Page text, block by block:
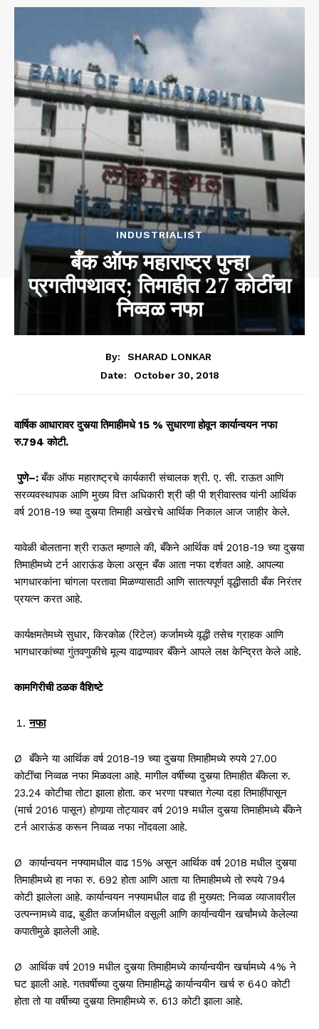
INDUSTRIALIST
बँक ऑफ महाराष्ट्र पुन्हा
प्रगतीपथावर; तिमाहीत 27 कोटींचा
निव्वळ नफा
By:
SHARAD LONKAR
Date:
October 30, 2018
वार्षिक आधारावर दुसर्‍या तिमाहीमधे 15 % सुधारणा होवून कार्यान्वयन नफा
रु.794 कोटी.
पुणे–:बँक ऑफ महाराष्ट्रचे कार्यकारी संचालक श्री. ए. सी. राऊत आणि
सरव्यवस्थापक आणि मुख्य वित्त अधिकारी श्री व्ही पी श्रीवास्तव यांनी आर्थिक
वर्ष 2018-19 च्या दुसर्‍या तिमाही अखेरचे आर्थिक निकाल आज जाहीर केले.
यावेळी बोलताना श्री राऊत म्हणाले की, बँकेने आर्थिक वर्ष 2018-19 च्या दुसर्‍या
तिमाहीमध्ये टर्न आराऊंड केला असून बँक आता नफा दर्शवत आहे. आपल्या
भागधारकांना चांगला परतावा मिळण्यासाठी आणि सातत्यपूर्ण वृद्धीसाठी बँक निरंतर
प्रयत्न करत आहे.
कार्यक्षमतेमध्ये सुधार, किरकोळ (रिटेल) कर्जामध्ये वृद्धी तसेच ग्राहक आणि
भागधारकांच्या गुंतवणुकीचे मूल्य वाढण्यावर बँकेने आपले लक्ष केन्द्रित केले आहे.
कामगिरीची ठळक वैशिष्टे
नफा
Ø बँकेने या आर्थिक वर्ष 2018-19 च्या दुसर्‍या तिमाहीमध्ये रुपये 27.00
कोटींचा निव्वळ नफा मिळवला आहे. मागील वर्षीच्या दुसर्‍या तिमाहीत बँकेला रु.
23.24 कोटीचा तोटा झाला होता. कर भरणा पश्चात गेल्या दहा तिमाहींपासून
(मार्च 2016 पासून) होणार्‍या तोट्यावर वर्ष 2019 मधील दुसर्‍या तिमाहीमध्ये बँकेने
टर्न आराऊंड करून निव्वळ नफा नोंदवला आहे.
Ø कार्यान्वयन नफ्यामधील वाढ 15% असून आर्थिक वर्ष 2018 मधील दुसर्‍या
तिमाहीमध्ये हा नफा रु. 692 होता आणि आता या तिमाहीमध्ये तो रुपये 794
कोटी झालेला आहे. कार्यान्वयन नफ्यामधील वाढ ही मुख्यत: निव्वळ व्याजावरील
उत्पन्नामध्ये वाढ, बुडीत कर्जामधील वसूली आणि कार्यान्वयीन खर्चांमध्ये केलेल्या
कपातीमुळे झालेली आहे.
Ø आर्थिक वर्ष 2019 मधील दुसर्‍या तिमाहीमध्ये कार्यान्वयीन खर्चामध्ये 4% ने
घट झाली आहे. गतवर्षीच्या दुसर्‍या तिमाहीमद्धे कार्यान्वयीन खर्च रु 640 कोटी
होता तो या वर्षीच्या दुसर्‍या तिमाहीमध्ये रु. 613 कोटी झाला आहे.